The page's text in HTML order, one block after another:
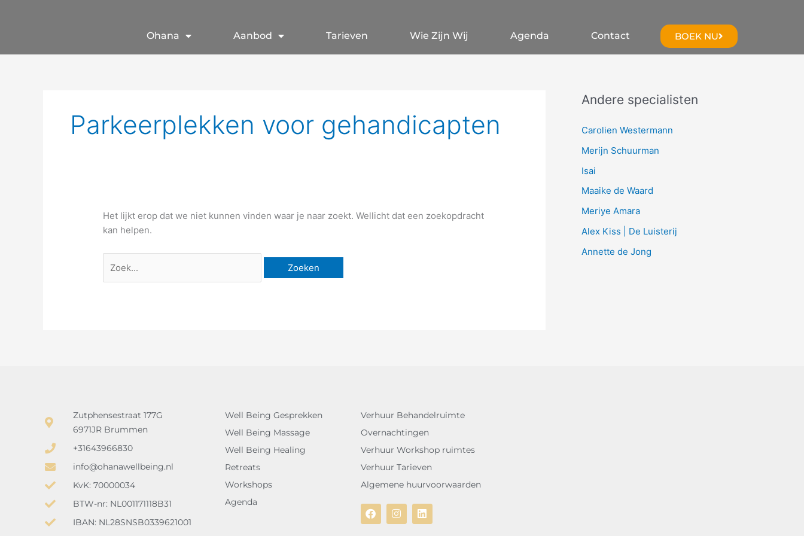
Ohana Aanbod Tarieven Wie Zijn Wij Agenda Contact BOEK NU
Parkeerplekken voor gehandicapten
Het lijkt erop dat we niet kunnen vinden waar je naar zoekt. Wellicht dat een zoekopdracht
kan helpen.
Andere specialisten
Carolien Westermann
Merijn Schuurman
Isai
Maaike de Waard
Meriye Amara
Alex Kiss | De Luisterij
Annette de Jong
Zutphensestraat 177G
6971JR Brummen
+31643966830
info@ohanawellbeing.nl
KvK: 70000034
BTW-nr: NL001171118B31
IBAN: NL28SNSB0339621001
Well Being Gesprekken
Well Being Massage
Well Being Healing
Retreats
Workshops
Agenda
Verhuur Behandelruimte
Overnachtingen
Verhuur Workshop ruimtes
Verhuur Tarieven
Algemene huurvoorwaarden
F
a
c
I
n
s
L
i
n